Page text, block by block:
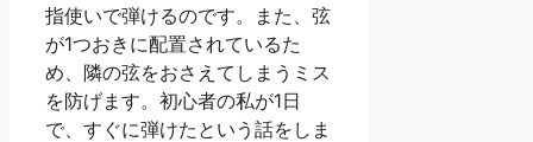
指使いで弾けるのです。また、弦
が1つおきに配置されているた
め、隣の弦をおさえてしまうミス
を防げます。初心者の私が1日
で、すぐに弾けたという話をしま